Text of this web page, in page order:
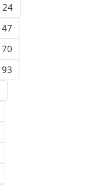
24
47
70
93